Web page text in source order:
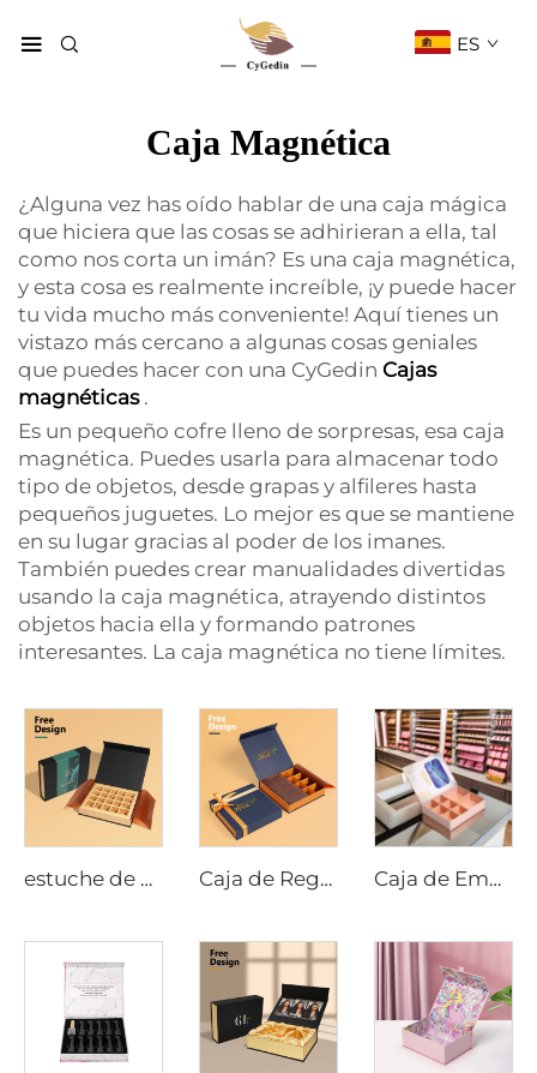
ES
Caja Magnética
¿Alguna vez has oído hablar de una caja mágica
que hiciera que las cosas se adhirieran a ella, tal
como nos corta un imán? Es una caja magnética,
y esta cosa es realmente increíble, ¡y puede hacer
tu vida mucho más conveniente! Aquí tienes un
vistazo más cercano a algunas cosas geniales
que puedes hacer con una CyGedin Cajas
magnéticas .
Es un pequeño cofre lleno de sorpresas, esa caja
magnética. Puedes usarla para almacenar todo
tipo de objetos, desde grapas y alfileres hasta
pequeños juguetes. Lo mejor es que se mantiene
en su lugar gracias al poder de los imanes.
También puedes crear manualidades divertidas
usando la caja magnética, atrayendo distintos
objetos hacia ella y formando patrones
interesantes. La caja magnética no tiene límites.
estuche de Regalo Magnético de 20 Piezas para Chocolates con Color Personalizado, Embalaje Promocional para el Día de San Valentín Caja de Regalo de Empaque de Lujo de Chocolate Personalizable con Cierre Magnético con Lazo Satén Papel de Cera para Chocolate Caja de Embalaje para Tabletas de Chocolate con Logotipo Personalizado con Cierre Magnético, Inserción Corrugada, Impresión en Relieve y Papel Recubierto para Pedidos a Granel